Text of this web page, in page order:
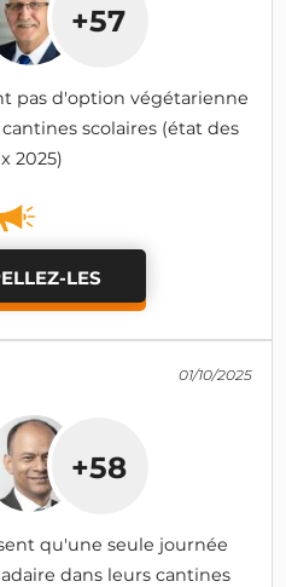
+57
pas d'option végétarienne
scolaires (état des
2025)
LES
01/10/2025
+58
qu'une seule journée
dans leurs cantines